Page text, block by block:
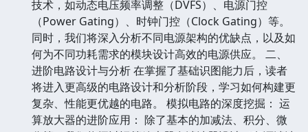
技术，如动态电压频率调整（DVFS）、电源门控
（Power Gating）、时钟门控（Clock Gating）等。
同时，我们将深入分析不同电源架构的优缺点，以及如
何为不同功耗需求的模块设计高效的电源供应。 二、
进阶电路设计与分析 在掌握了基础识图能力后，读者
将进入更高级的电路设计和分析阶段，学习如何构建更
复杂、性能更优越的电路。 模拟电路的深度挖掘： 运
算放大器的进阶应用： 除了基本的加减法、积分、微